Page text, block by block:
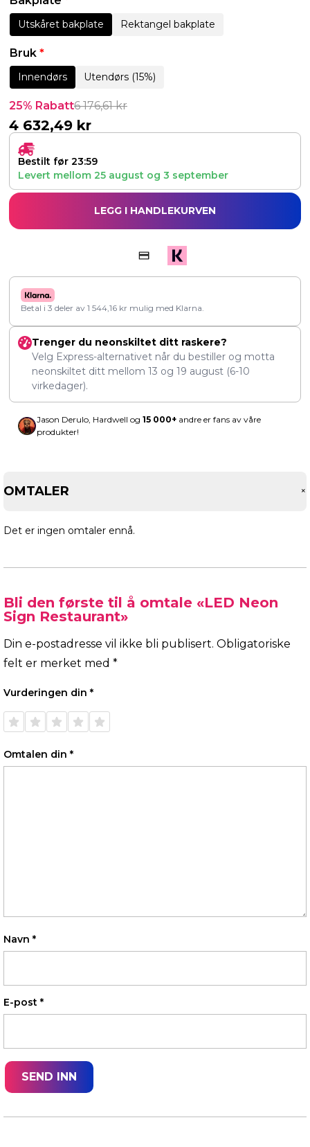
Utskåret bakplate Rektangel bakplate
Bruk *
Innendørs Utendørs (15%)
25% Rabatt6 176,61kr
4 632,49 kr
Bestilt før 23:59
Levert mellom 25 august og 3 september
LEGG I HANDLEKURVEN
Betal i 3 deler av 1 544,16 kr mulig med Klarna.
Trenger du neonskiltet ditt raskere?
Velg Express-alternativet når du bestiller og motta
neonskiltet ditt mellom 13 og 19 august (6-10
virkedager).
Jason Derulo, Hardwell og 15 000+ andre er fans av våre
produkter!
OMTALER +
Det er ingen omtaler ennå.
Bli den første til å omtale «LED Neon
Sign Restaurant»
Din e-postadresse vil ikke bli publisert. Obligatoriske
felt er merket med *
Vurderingen din *
1 av 5
stjerner
2 av 5
stjerner
3 av 5
stjerner
4 av 5
stjerner
5 av 5
stjerner
Omtalen din *
Navn *
E-post *